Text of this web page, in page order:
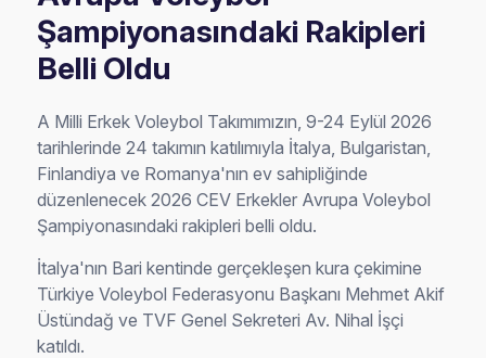
Şampiyonasındaki Rakipleri
Belli Oldu
A Milli Erkek Voleybol Takımımızın, 9-24 Eylül 2026
tarihlerinde 24 takımın katılımıyla İtalya, Bulgaristan,
Finlandiya ve Romanya'nın ev sahipliğinde
düzenlenecek 2026 CEV Erkekler Avrupa Voleybol
Şampiyonasındaki rakipleri belli oldu.
İtalya'nın Bari kentinde gerçekleşen kura çekimine
Türkiye Voleybol Federasyonu Başkanı Mehmet Akif
Üstündağ ve TVF Genel Sekreteri Av. Nihal İşçi
katıldı.